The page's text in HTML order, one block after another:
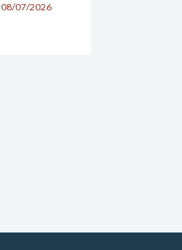
08/07/2026